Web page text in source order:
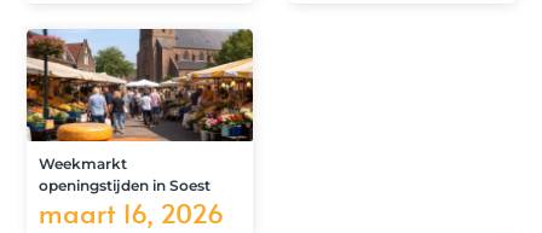
Weekmarkt
openingstijden in Soest
maart 16, 2026